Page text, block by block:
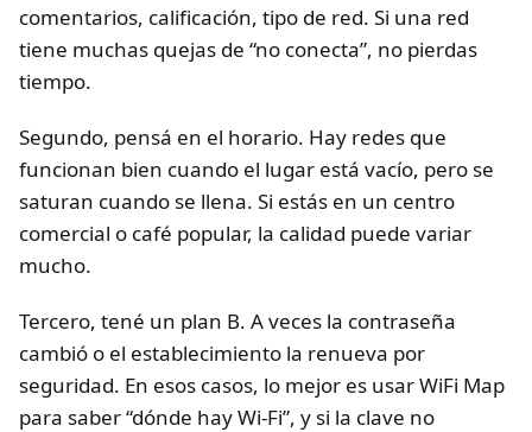
comentarios, calificación, tipo de red. Si una red
tiene muchas quejas de “no conecta”, no pierdas
tiempo.
Segundo, pensá en el horario. Hay redes que
funcionan bien cuando el lugar está vacío, pero se
saturan cuando se llena. Si estás en un centro
comercial o café popular, la calidad puede variar
mucho.
Tercero, tené un plan B. A veces la contraseña
cambió o el establecimiento la renueva por
seguridad. En esos casos, lo mejor es usar WiFi Map
para saber “dónde hay Wi-Fi”, y si la clave no